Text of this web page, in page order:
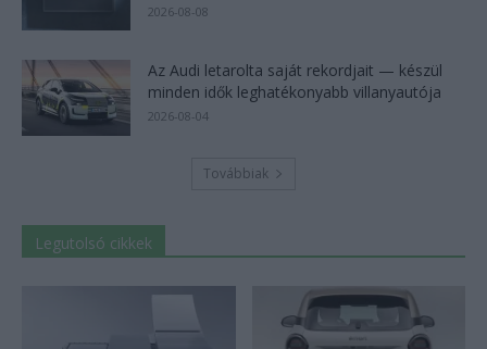
2026-08-08
Az Audi letarolta saját rekordjait — készül
minden idők leghatékonyabb villanyautója
2026-08-04
Továbbiak
Legutolsó cikkek